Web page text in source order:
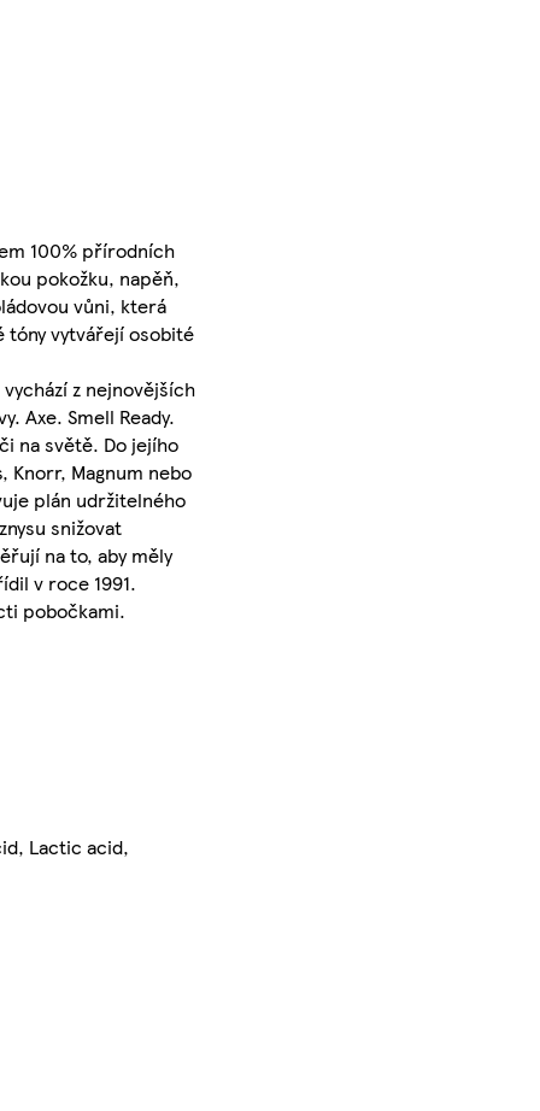
100% přírodních
pokožku, napěň,
vůni, která
tóny vytvářejí osobité
z nejnovějších
Axe. Smell Ready.
na světě. Do jejího
Knorr, Magnum nebo
plán udržitelného
snižovat
na to, aby měly
v roce 1991.
pobočkami.
Lactic acid,